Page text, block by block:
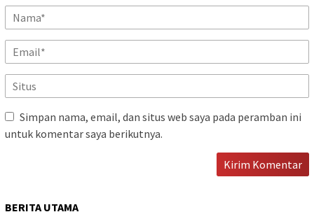
Simpan nama, email, dan situs web saya pada peramban ini
untuk komentar saya berikutnya.
BERITA UTAMA